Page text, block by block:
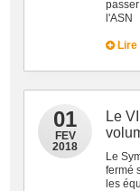
l'ASN
01
FEV
2018
Le
Le
fermé
les